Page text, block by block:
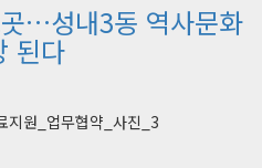
…성내3동 역사문화
된다